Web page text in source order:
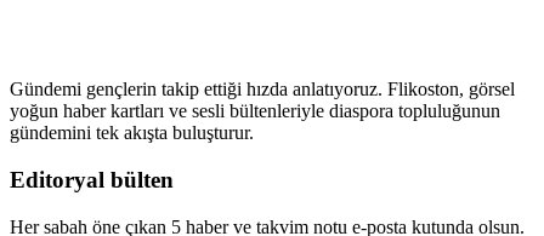
Gündemi gençlerin takip ettiği hızda anlatıyoruz. Flikoston, görsel
yoğun haber kartları ve sesli bültenleriyle diaspora topluluğunun
gündemini tek akışta buluşturur.
Editoryal bülten
Her sabah öne çıkan 5 haber ve takvim notu e-posta kutunda olsun.